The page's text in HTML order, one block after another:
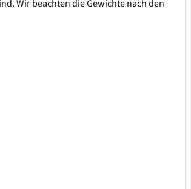
Wir beachten die Gewichte nach den